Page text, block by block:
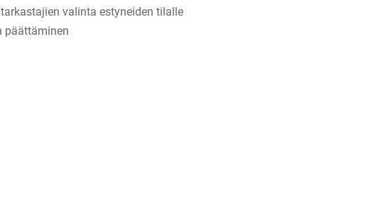
valinta estyneiden tilalle
päättäminen